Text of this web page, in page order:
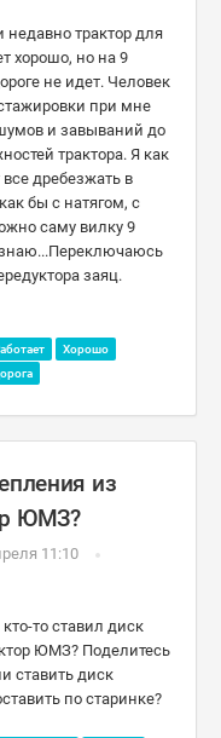
недавно трактор для
хорошо, но на 9
не идет. Человек
при мне
и завываний до
трактора. Я как
дребезжать в
бы с натягом, с
саму вилку 9
заяц.
Хорошо
из
ЮМЗ?
11:10
то ставил диск
ЮМЗ? Поделитесь
ставить диск
по старинке?